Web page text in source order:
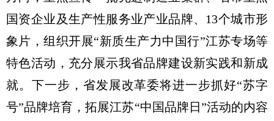
国资企业及生产性服务业产业品牌、13个城市形
象片，组织开展“新质生产力中国行”江苏专场等
特色活动，充分展示我省品牌建设新实践和新成
就。下一步，省发展改革委将进一步抓好“苏字
号”品牌培育，拓展江苏“中国品牌日”活动的内容